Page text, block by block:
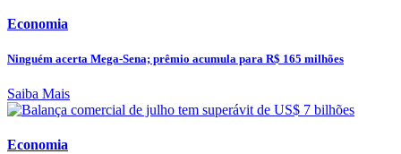
Economia
Ninguém acerta Mega-Sena; prêmio acumula para R$ 165 milhões
Saiba Mais
Economia